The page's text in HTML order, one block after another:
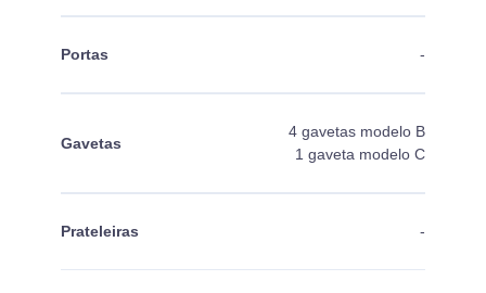
Portas -
Gavetas
4 gavetas modelo B
1 gaveta modelo C
Prateleiras -